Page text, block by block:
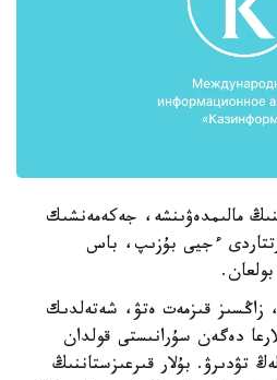
مالىمدەۋىنشە، جەكەمەنشىك
ءجيى بۇزىپ، باس
زاڭسىز قىزمەت ەتۋ، شەتەلدىك
دەگەن سۇرانىستى قولدان
تۋدىرۋ. بۇلار قىرعىزستاننىڭ